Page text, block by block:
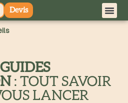
Devis
: TOUT SAVOIR
LANCER